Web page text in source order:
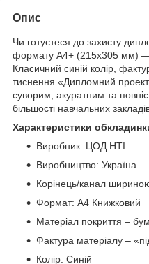
Опис
Чи готуєтеся до захисту
формату A4+ (215х305 мм) —
Класичний синій колір,
тиснення «Дипломний
суворим, акуратним та
більшості навчальних
Характеристики
Виробник: ЦОД НТІ
Виробництво: Україна
Корінець/канал
Формат: А4 Книжковий
Матеріал покриття –
Фактура матеріалу –
Колір: Синій